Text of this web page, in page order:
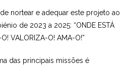
nortear e adequar este projeto ao
de 2023 a 2025: “ONDE ESTÁ
VALORIZA-O! AMA-O!”
das principais missões é